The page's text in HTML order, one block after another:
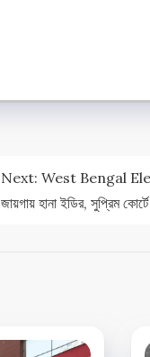
Next: West Bengal
জায়গায় হানা ইডির, সুপ্রিম